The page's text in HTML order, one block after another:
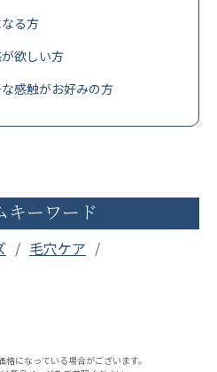
る方
欲しい方
感触がお好みの方
キーワード
毛穴ケア
になっている場合がございます。